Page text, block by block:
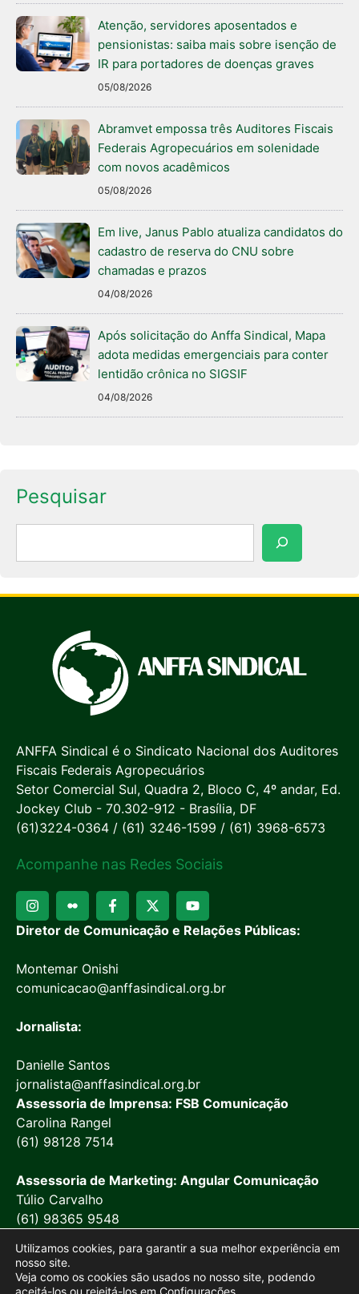
Atenção, servidores aposentados e
pensionistas: saiba mais sobre isenção de
IR para portadores de doenças graves
05/08/2026
Abramvet empossa três Auditores Fiscais
Federais Agropecuários em solenidade
com novos acadêmicos
05/08/2026
Em live, Janus Pablo atualiza candidatos do
cadastro de reserva do CNU sobre
chamadas e prazos
04/08/2026
Após solicitação do Anffa Sindical, Mapa
adota medidas emergenciais para conter
lentidão crônica no SIGSIF
04/08/2026
Pesquisar
ANFFA Sindical é o Sindicato Nacional dos Auditores
Fiscais Federais Agropecuários
Setor Comercial Sul, Quadra 2, Bloco C, 4º andar, Ed.
Jockey Club - 70.302-912 - Brasília, DF
(61)3224-0364 / (61) 3246-1599 / (61) 3968-6573
Acompanhe nas Redes Sociais
Diretor de Comunicação e Relações Públicas:
Montemar Onishi
comunicacao@anffasindical.org.br
Jornalista:
Danielle Santos
jornalista@anffasindical.org.br
Assessoria de Imprensa: FSB Comunicação
Carolina Rangel
(61) 98128 7514
Assessoria de Marketing: Angular Comunicação
Túlio Carvalho
(61) 98365 9548
Utilizamos cookies, para garantir a sua melhor experiência em
nosso site.
Veja como os cookies são usados no nosso site, podendo
aceitá-los ou rejeitá-los em Configurações